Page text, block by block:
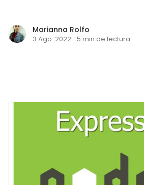
Marianna Rolfo
3 Ago. 2022 · 5 min de lectura